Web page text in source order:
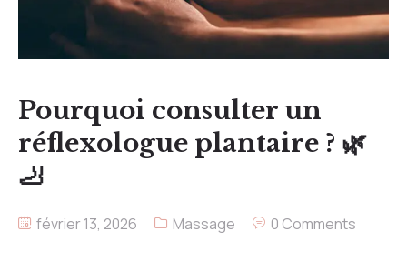
Pourquoi consulter un
réflexologue plantaire ? 🌿
🦶
février 13, 2026 Massage 0 Comments